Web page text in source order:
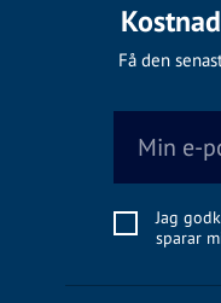
Få den
Jag
sparar